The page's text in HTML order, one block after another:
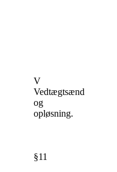
V
Vedtægtsændringer
og
opløsning.
§11